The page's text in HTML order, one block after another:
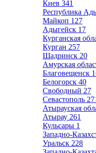
Киев 341
Республика
Майкоп 127
Адыгейск 17
Курганская
Курган 257
Шадринск 20
Амурская
Благовещенск
Белогорск 40
Свободный 27
Севастополь
Атырауская
Атырау 261
Кульсары 1
Западно-
Уральск 228